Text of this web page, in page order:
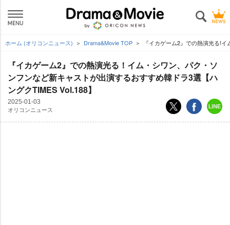
ホーム (オリコンニュース) Drama&Movie TOP 『イカゲーム2』での熱演光る!
『イカゲーム2』での熱演光る！イム・シワン、パク・ソ
ンフンなど新キャストが出演するおすすめ韓ドラ3選【ハ
ングクTIMES Vol.188】
2025-01-03
オリコンニュース